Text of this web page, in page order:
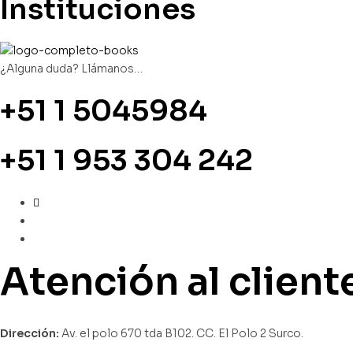
Instituciones
¿Alguna duda? Llámanos…
+51 1 5045984
+51 1 953 304 242
Atención al
Dirección: Av. el polo 670 tda B102. CC. El Polo 2 Surco.